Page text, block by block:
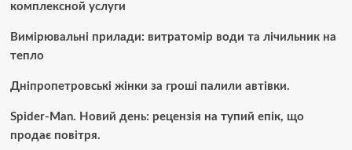
комплексной услуги
Вимірювальні прилади: витратомір води та лічильник на
тепло
Дніпропетровські жінки за гроші палили автівки.
Spider-Man. Новий день: рецензія на тупий епік, що
продає повітря.